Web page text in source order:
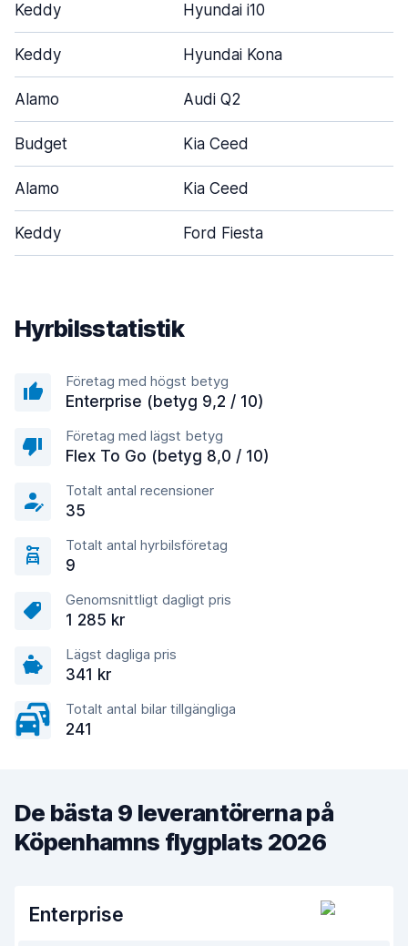
Keddy Hyundai i10
Keddy Hyundai Kona
Alamo Audi Q2
Budget Kia Ceed
Alamo Kia Ceed
Keddy Ford Fiesta
Hyrbilsstatistik
Företag med högst betyg
Enterprise (betyg 9,2 / 10)
Företag med lägst betyg
Flex To Go (betyg 8,0 / 10)
Totalt antal recensioner
35
Totalt antal hyrbilsföretag
9
Genomsnittligt dagligt pris
1 285 kr
Lägst dagliga pris
341 kr
Totalt antal bilar tillgängliga
241
De bästa 9 leverantörerna på
Köpenhamns flygplats 2026
Enterprise